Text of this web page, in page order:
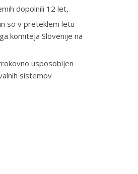
dopolnili 12 let,
so v preteklem letu
komiteja Slovenije na
usposobljen
sistemov